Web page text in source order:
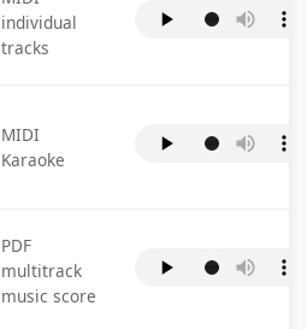
individual
tracks
MIDI
Karaoke
PDF
multitrack
music score